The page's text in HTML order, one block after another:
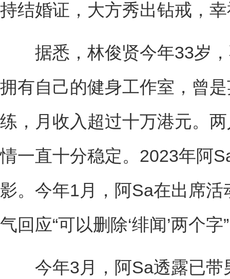
持结婚证，大方秀出钻戒，
据悉，林俊贤今年33岁，
拥有自己的健身工作室，曾
练，月收入超过十万港元。
情一直十分稳定。2023年阿
影。今年1月，阿Sa在出席
气回应“可以删除‘绯闻’两个
今年3月，阿Sa透露已带